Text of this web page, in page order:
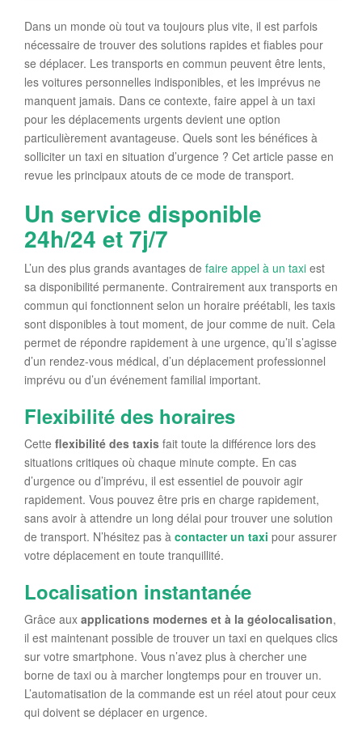
Dans un monde où tout va toujours plus vite, il est parfois
nécessaire de trouver des solutions rapides et fiables pour
se déplacer. Les transports en commun peuvent être lents,
les voitures personnelles indisponibles, et les imprévus ne
manquent jamais. Dans ce contexte, faire appel à un taxi
pour les déplacements urgents devient une option
particulièrement avantageuse. Quels sont les bénéfices à
solliciter un taxi en situation d’urgence ? Cet article passe en
revue les principaux atouts de ce mode de transport.
Un service disponible
24h/24 et 7j/7
L’un des plus grands avantages de faire appel à un taxi est
sa disponibilité permanente. Contrairement aux transports en
commun qui fonctionnent selon un horaire préétabli, les taxis
sont disponibles à tout moment, de jour comme de nuit. Cela
permet de répondre rapidement à une urgence, qu’il s’agisse
d’un rendez-vous médical, d’un déplacement professionnel
imprévu ou d’un événement familial important.
Flexibilité des horaires
Cette flexibilité des taxis fait toute la différence lors des
situations critiques où chaque minute compte. En cas
d’urgence ou d’imprévu, il est essentiel de pouvoir agir
rapidement. Vous pouvez être pris en charge rapidement,
sans avoir à attendre un long délai pour trouver une solution
de transport. N’hésitez pas à contacter un taxi pour assurer
votre déplacement en toute tranquillité.
Localisation instantanée
Grâce aux applications modernes et à la géolocalisation,
il est maintenant possible de trouver un taxi en quelques clics
sur votre smartphone. Vous n’avez plus à chercher une
borne de taxi ou à marcher longtemps pour en trouver un.
L’automatisation de la commande est un réel atout pour ceux
qui doivent se déplacer en urgence.